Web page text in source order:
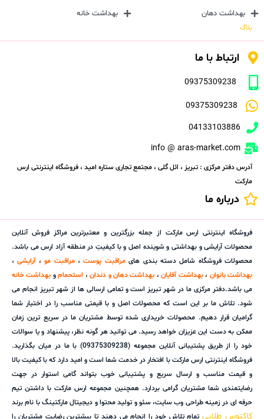
بهداشت دهان
بهداشت خانه
بلاگ
ارتباط با ما
09375309238
09375309238
04133103886
info @ aras-market.com
آدرس دفتر مرکزی : تبریز ، ائل گلی ، مجتمع تجاری ستاره امید ، فروشگاه اینترنتی ارس
مارکت
درباره ما
فروشگاه اینترنتی ارس مارکت از جمله بزرگترین و معتبرترین مراکز فروش آنلاین
محصولات آرایشی و بهداشتی و شوینده اصل و با کیفیتِ در منطقه آزاد ارس می باشد.
محصولات فروشگاه شامل دسته بندی هایمراقبت پوست،مراقبت مو،آرایشی،
بهداشت بانوان ،بهداشت آقایان، بهداشت دهان و دندان، استحمامو بهداشت خانه
می باشد.دفتر مرکزی ما در شهر تبریز است و تمامی ارسالی ها از شهر تبریز انجام می
شود. تلاش ما بر این است که محصولات اصل و با قیمتی مناسب را در اختیار شما
گرامیان قرار دهیم. محصولات خریداری شده توسط مشتریان ما در سریع ترین زمان
ممکن به دست این عزیزان خواهد رسید. می توانید هر گونه نظر، پیشنهاد و یا سوالات
خود را از طریق پشتیبانی آنلاین مجموعه (09375309238) با ما در میان بگذارید.
فروشگاه اینترنتی ارس مارکت با افتخار در خدمت شما است و امید دارد که با کیفیت بالا
و قیمت مناسب و ارسال سریع و پشتیبانی خوب بتواند گامی استوار در جهت
رضایتمندی شما مشتریان گرامی بردارد. همچنین مجموعه ارس مارکت با داشتن تیم
حرفه ای در زمینه طراحی وب سایت، سئو و تولید محتوا و دیجیتال مارکتینگ با نام برند
کاکتوس طلاییتمام تلاش خود را انجام می دهند تا بیشترین رضایت مشتریان را